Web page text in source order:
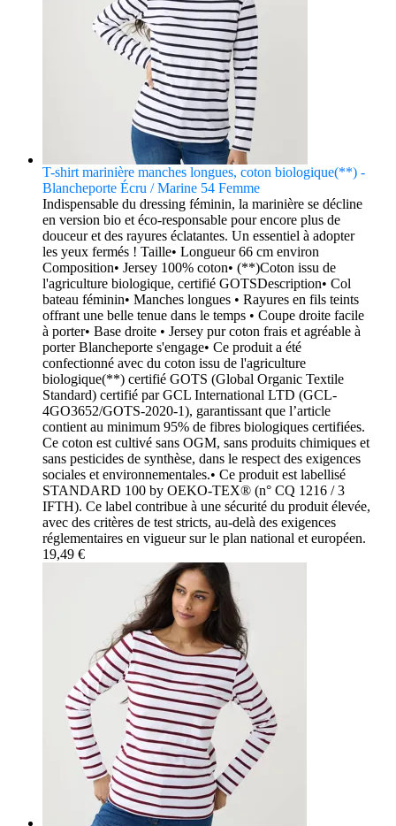
T-shirt marinière manches longues, coton biologique(**) -
Blancheporte Écru / Marine 54 Femme
Indispensable du dressing féminin, la marinière se décline
en version bio et éco-responsable pour encore plus de
douceur et des rayures éclatantes. Un essentiel à adopter
les yeux fermés ! Taille• Longueur 66 cm environ
Composition• Jersey 100% coton• (**)Coton issu de
l'agriculture biologique, certifié GOTSDescription• Col
bateau féminin• Manches longues • Rayures en fils teints
offrant une belle tenue dans le temps • Coupe droite facile
à porter• Base droite • Jersey pur coton frais et agréable à
porter Blancheporte s'engage• Ce produit a été
confectionné avec du coton issu de l'agriculture
biologique(**) certifié GOTS (Global Organic Textile
Standard) certifié par GCL International LTD (GCL-
4GO3652/GOTS-2020-1), garantissant que lʼarticle
contient au minimum 95% de fibres biologiques certifiées.
Ce coton est cultivé sans OGM, sans produits chimiques et
sans pesticides de synthèse, dans le respect des exigences
sociales et environnementales.• Ce produit est labellisé
STANDARD 100 by OEKO-TEX® (n° CQ 1216 / 3
IFTH). Ce label contribue à une sécurité du produit élevée,
avec des critères de test stricts, au-delà des exigences
réglementaires en vigueur sur le plan national et européen.
19,49 €